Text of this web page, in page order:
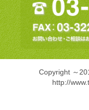
Copyright ～
http://